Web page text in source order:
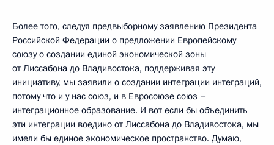
Более того, следуя предвыборному заявлению Президента
Российской Федерации о предложении Европейскому
союзу о создании единой экономической зоны
от Лиссабона до Владивостока, поддерживая эту
инициативу, мы заявили о создании интеграции интеграций,
потому что и у нас союз, и в Евросоюзе союз –
интеграционное образование. И вот если бы объединить
эти интеграции воедино от Лиссабона до Владивостока, мы
имели бы единое экономическое пространство. Думаю,